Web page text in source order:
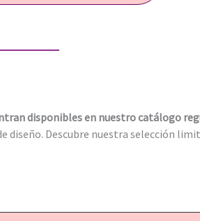
disponibles en nuestro catálogo
Descubre nuestra selección